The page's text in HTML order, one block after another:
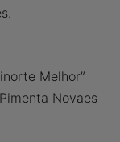
Melhor”
Novaes